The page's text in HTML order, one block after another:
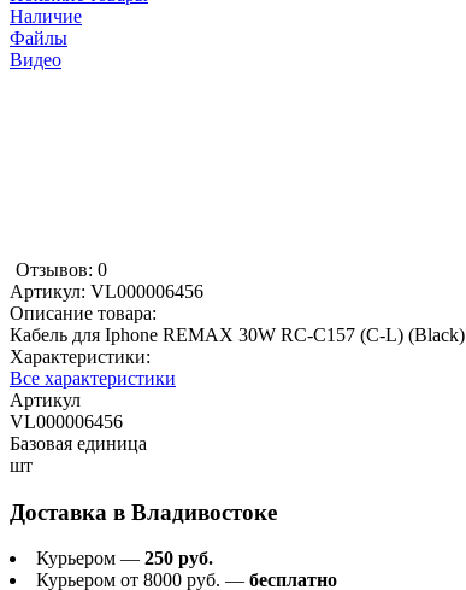
Наличие
Файлы
Видео
Отзывов: 0
Артикул: VL000006456
Описание товара:
Кабель для Iphone REMAX 30W RC-C157 (C-L) (Black)
Характеристики:
Все характеристики
Артикул
VL000006456
Базовая единица
шт
Доставка в Владивостоке
Курьером — 250 руб.
Курьером от 8000 руб. — бесплатно